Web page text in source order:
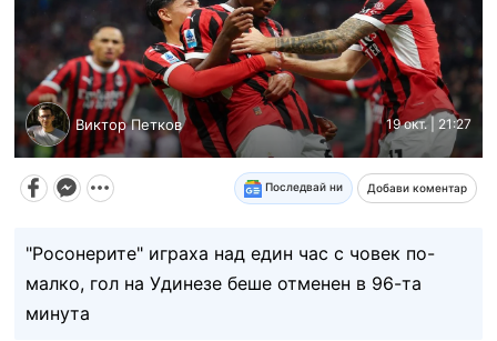
Виктор Петков 19 окт. | 21:27
Последвай ни Добави коментар
"Росонерите" играха над един час с човек по-
малко, гол на Удинезе беше отменен в 96-та
минута